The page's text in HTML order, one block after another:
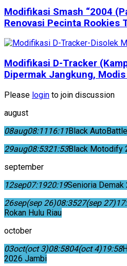
Modifikasi Smash “2004
Renovasi Pecinta Rookies
Modifikasi D-Tracker
Dipermak Jangkung,
Please login to join discussion
august
08aug08:1116:11Black
29aug08:5321:53Black Motodify
september
12sep07:1920:19Senioria Demak
26sep(sep 26)08:3527(sep 27)
Rokan Hulu Riau
october
03oct(oct 3)08:5804(oct 4)19:58
2026 Jambi